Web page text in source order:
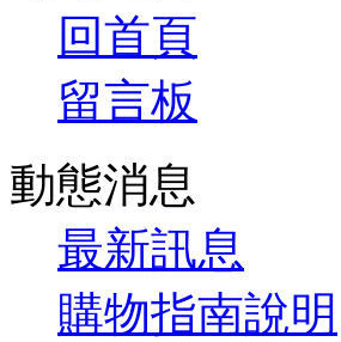
回首頁
留言板
動態消息
最新訊息
購物指南說明